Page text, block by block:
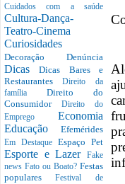
Cuidados com a saúde
Cultura-Dança-
Teatro-Cinema
Curiosidades
Decoração Denúncia
DicasDicas Bares e
RestaurantesDireito da
família Direito do
Consumidor Direito do
Emprego Economia
Educação Efemérides
Em Destaque Espaço Pet
Esporte e Lazer
Fake
news Fato ou Boato? Festas
popularesFestival de